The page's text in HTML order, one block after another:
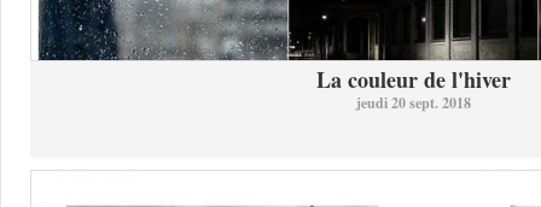
La couleur de l'hiver
jeudi 20 sept. 2018